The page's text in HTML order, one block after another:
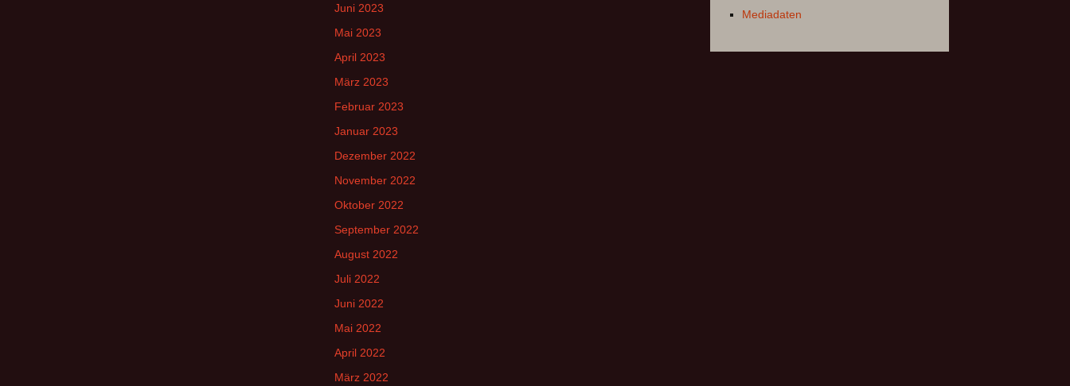
Mediadaten
Juni 2023
Mai 2023
April 2023
März 2023
Februar 2023
Januar 2023
Dezember 2022
November 2022
Oktober 2022
September 2022
August 2022
Juli 2022
Juni 2022
Mai 2022
April 2022
März 2022